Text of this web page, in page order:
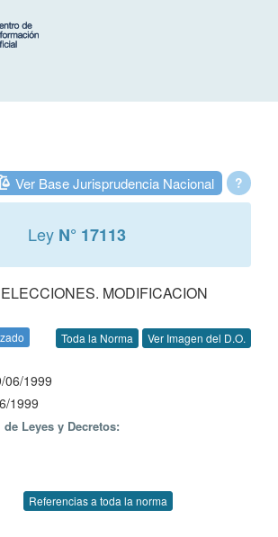
?
Ver Base Jurisprudencia Nacional
Ley N° 17113
MODIFICACION
Toda la Norma Ver Imagen del D.O.
06/1999
1999
Leyes y Decretos:
Referencias a toda la norma